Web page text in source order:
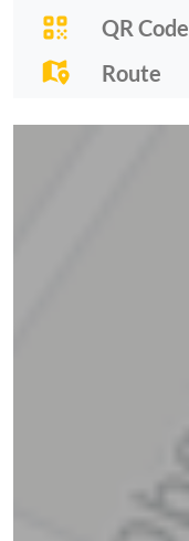
QR Code
Route